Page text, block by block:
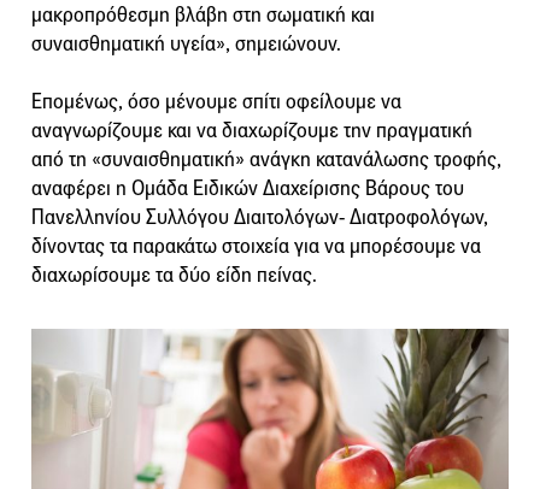
μακροπρόθεσμη βλάβη στη σωματική και
συναισθηματική υγεία», σημειώνουν.
Επομένως, όσο μένουμε σπίτι οφείλουμε να
αναγνωρίζουμε και να διαχωρίζουμε την πραγματική
από τη «συναισθηματική» ανάγκη κατανάλωσης τροφής,
αναφέρει η Ομάδα Ειδικών Διαχείρισης Βάρους του
Πανελληνίου Συλλόγου Διαιτολόγων- Διατροφολόγων,
δίνοντας τα παρακάτω στοιχεία για να μπορέσουμε να
διαχωρίσουμε τα δύο είδη πείνας.